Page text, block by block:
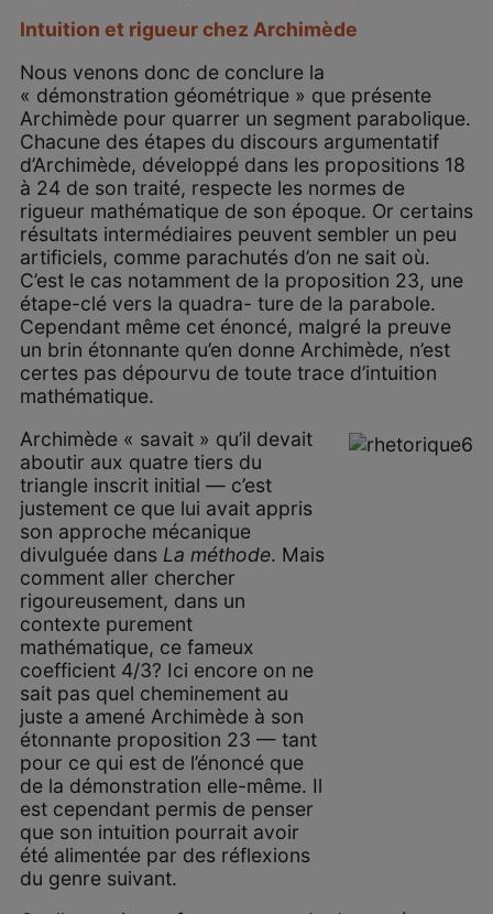
Intuition et rigueur chez Archimède
Nous venons donc de conclure la
« démonstration géométrique » que présente
Archimède pour quarrer un segment parabolique.
Chacune des étapes du discours argumentatif
d’Archimède, développé dans les propositions 18
à 24 de son traité, respecte les normes de
rigueur mathématique de son époque. Or certains
résultats intermédiaires peuvent sembler un peu
artificiels, comme parachutés d’on ne sait où.
C’est le cas notamment de la proposition 23, une
étape-clé vers la quadra- ture de la parabole.
Cependant même cet énoncé, malgré la preuve
un brin étonnante qu’en donne Archimède, n’est
certes pas dépourvu de toute trace d’intuition
mathématique.
Archimède « savait » qu’il devait
aboutir aux quatre tiers du
triangle inscrit initial — c’est
justement ce que lui avait appris
son approche mécanique
divulguée dans La méthode. Mais
comment aller chercher
rigoureusement, dans un
contexte purement
mathématique, ce fameux
coefficient 4/3? Ici encore on ne
sait pas quel cheminement au
juste a amené Archimède à son
étonnante proposition 23 — tant
pour ce qui est de l’énoncé que
de la démonstration elle-même. Il
est cependant permis de penser
que son intuition pourrait avoir
été alimentée par des réflexions
du genre suivant.